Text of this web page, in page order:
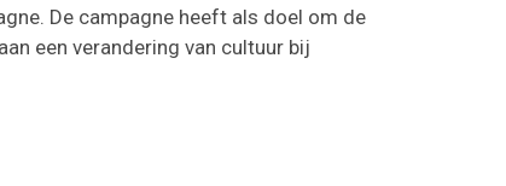
De campagne heeft als doel om de
een verandering van cultuur bij